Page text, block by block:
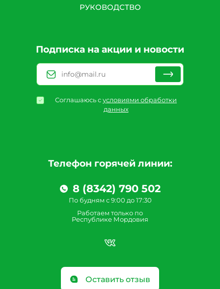
Телефон горячей линии:
8 (8342) 790 502
По будням с 9:00 до 17:30
Работаем только по
Республике Мордовия
Оставить отзыв
РУКОВОДСТВО
Подписка на акции и новости
Соглашаюсь сусловиями обработки
данных